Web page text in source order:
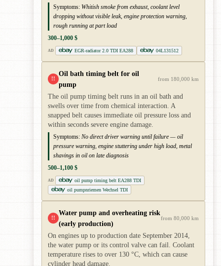
Symptoms: Whitish smoke from exhaust, coolant level
dropping without visible leak, engine protection warning,
rough running at part load
300–1,000 $
AD EGR-radiator 2.0 TDI EA288 04L131512
!!
Oil bath timing belt for oil
pump
from 180,000 km
The oil pump timing belt runs in an oil bath and
swells over time from chemical interaction. A
snapped belt causes immediate oil pressure loss and
within seconds severe engine damage.
Symptoms: No direct driver warning until failure — oil
pressure warning, engine stuttering under high load, metal
shavings in oil on late diagnosis
500–1,100 $
AD
oil pump timing belt EA288 TDI
oil pumpnriemen Wechsel TDI
!!
Water pump and overheating risk
(early production)
from 80,000 km
On engines up to production date September 2014,
the water pump or its control valve can fail. Coolant
temperature rises to over 130 °C, which can cause
cylinder head damage.